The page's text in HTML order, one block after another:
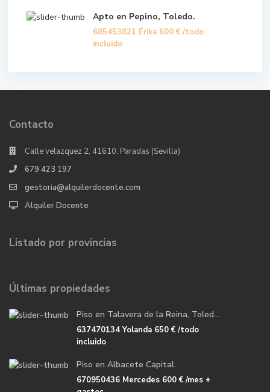
Apto en Pepino, Toledo.
685453821 Érika 600 € /todo
incluido
Contacto
Calle velazquez 2, 41610. Paradas (Sevilla)
679 423 197
gestoria@alquilerdocente.com
Alquiler Docente
Listado por provincias
Últimas propiedades
Piso en Talavera de la Reina, Toled...
637470134 Yolanda 650 €/todo
incluido
Piso en Albacete Capital.
670950436 Mercedes 600 €/mes +